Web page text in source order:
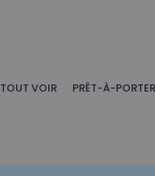
TOUT VOIR PRÊT-À-PORTER